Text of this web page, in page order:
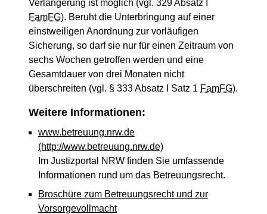
Verlängerung ist möglich (vgl. 329 Absatz I
FamFG). Beruht die Unterbringung auf einer
einstweiligen Anordnung zur vorläufigen
Sicherung, so darf sie nur für einen Zeitraum von
sechs Wochen getroffen werden und eine
Gesamtdauer von drei Monaten nicht
überschreiten (vgl. § 333 Absatz I Satz 1 FamFG).
Weitere Informationen:
www.betreuung.nrw.de
(http://www.betreuung.nrw.de)
Im Justizportal NRW finden Sie umfassende
Informationen rund um das Betreuungsrecht.
Broschüre zum Betreuungsrecht und zur
Vorsorgevollmacht